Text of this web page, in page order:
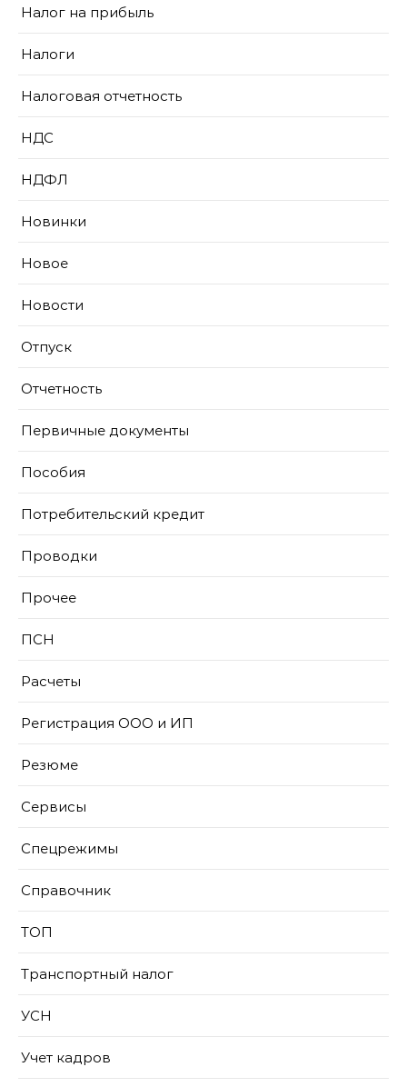
Налог на прибыль
Налоги
Налоговая отчетность
НДС
НДФЛ
Новинки
Новое
Новости
Отпуск
Отчетность
Первичные документы
Пособия
Потребительский кредит
Проводки
Прочее
ПСН
Расчеты
Регистрация ООО и ИП
Резюме
Сервисы
Спецрежимы
Справочник
ТОП
Транспортный налог
УСН
Учет кадров